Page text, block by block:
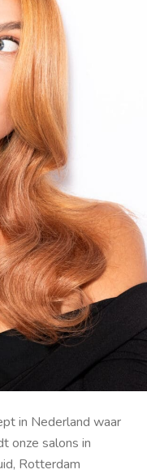
in Nederland waar
onze salons in
Rotterdam